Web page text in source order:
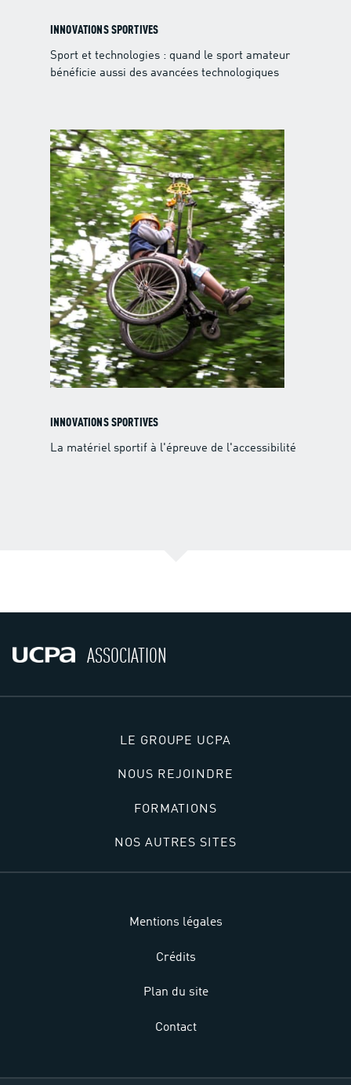
INNOVATIONS SPORTIVES
Sport et technologies : quand le sport amateur
bénéficie aussi des avancées technologiques
INNOVATIONS SPORTIVES
La matériel sportif à l'épreuve de l'accessibilité
ASSOCIATION
LE GROUPE UCPA
NOUS REJOINDRE
FORMATIONS
NOS AUTRES SITES
Mentions légales
Crédits
Plan du site
Contact